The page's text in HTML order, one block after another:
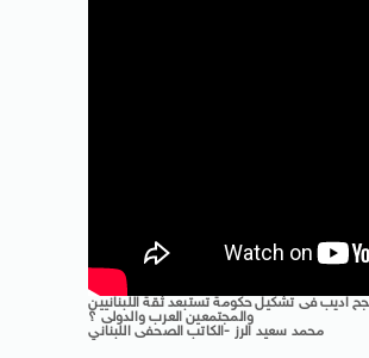
اديب فى تشكيل حكومة تستبعد ثقة اللبنانيين
والمجتمعين العرب والدولى ؟
محمد سعيد الرز -الكاتب الصحفى اللبناني